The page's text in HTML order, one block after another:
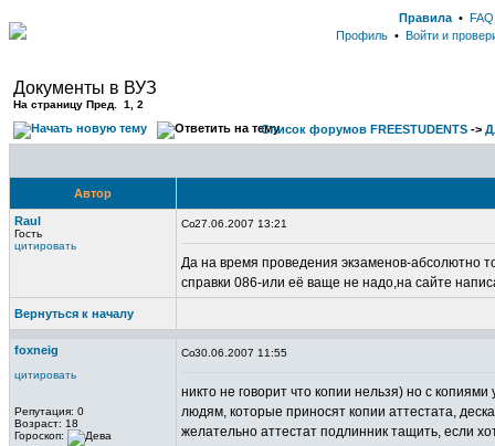
Правила • FAQ
Профиль • Войти и
Документы в ВУЗ
На страницу Пред. 1, 2
Список форумов FREESTUDENTS ->
Автор
Raul
Гость
цитировать
27.06.2007 13:21
Да на время проведения экзаменов-абсолютно
справки 086-или её ваще не надо,на сайте
Вернуться к началу
foxneig
цитировать
Репутация: 0
Возраст: 18
Гороскоп:
30.06.2007 11:55
никто не говорит что копии нельзя) но с
людям, которые приносят копии аттестата,
желательно аттестат подлинник тащить, если